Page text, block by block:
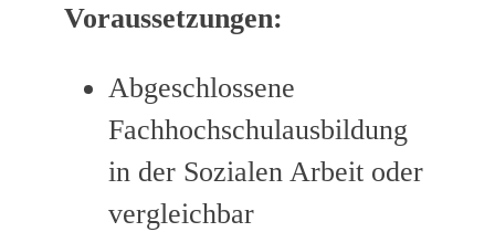
Voraussetzungen:
Abgeschlossene
Fachhochschulausbildung
in der Sozialen Arbeit oder
vergleichbar